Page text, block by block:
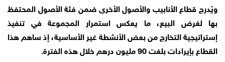
ويُدرج قطاع الأنابيب والأصول الأخرى ضمن فئة الأصول المحتفظ
بها لغرض البيع، ما يعكس استمرار المجموعة في تنفيذ
إستراتيجية التخارج من بعض الأنشطة غير الأساسية، إذ ساهم هذا
القطاع بإيرادات بلغت 90 مليون درهم خلال هذه الفترة.